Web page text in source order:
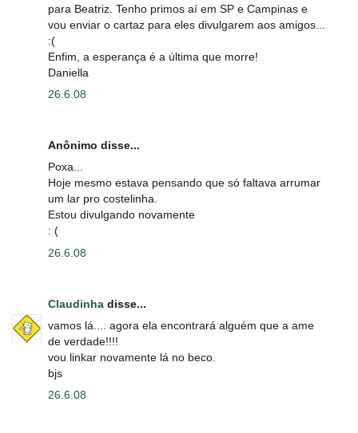
para Beatriz. Tenho primos aí em SP e Campinas e
vou enviar o cartaz para eles divulgarem aos amigos...
:(
Enfim, a esperança é a última que morre!
Daniella
26.6.08
Anônimo disse...
Poxa...
Hoje mesmo estava pensando que só faltava arrumar
um lar pro costelinha.
Estou divulgando novamente
: (
26.6.08
Claudinha disse...
vamos lá.... agora ela encontrará alguém que a ame
de verdade!!!!
vou linkar novamente lá no beco.
bjs
26.6.08